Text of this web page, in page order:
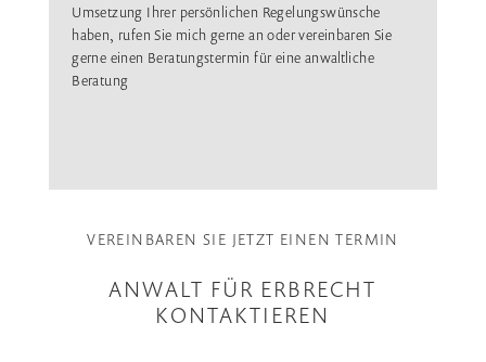
Umsetzung Ihrer persönlichen Regelungswünsche
haben, rufen Sie mich gerne an oder vereinbaren Sie
gerne einen Beratungstermin für eine anwaltliche
Beratung
VEREINBAREN SIE JETZT EINEN TERMIN
ANWALT FÜR ERBRECHT
KONTAKTIEREN